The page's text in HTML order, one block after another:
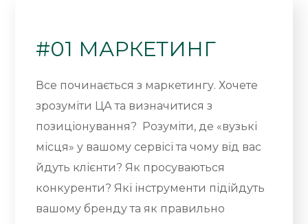
#01 МАРКЕТИНГ
Все починається з маркетингу. Хочете
зрозуміти ЦА та визначитися з
позиціонування? Розуміти, де «вузькі
місця» у вашому сервісі та чому від вас
йдуть клієнти? Як просуваються
конкуренти? Які інструменти підійдуть
вашому бренду та як правильно